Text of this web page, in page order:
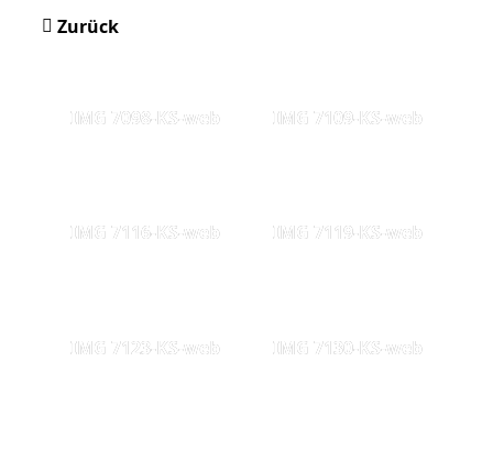
Zurück
IMG 7098-KS-web IMG 7109-KS-web
IMG 7116-KS-web IMG 7119-KS-web
IMG 7123-KS-web IMG 7130-KS-web